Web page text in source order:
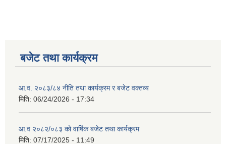
बजेट तथा कार्यक्रम
आ.व. २०८३/८४ नीति तथा कार्यक्रम र बजेट वक्तव्य
मिति: 06/24/2026 - 17:34
आ.व २०८२/०८३ को वार्षिक बजेट तथा कार्यक्रम
मिति: 07/17/2025 - 11:49